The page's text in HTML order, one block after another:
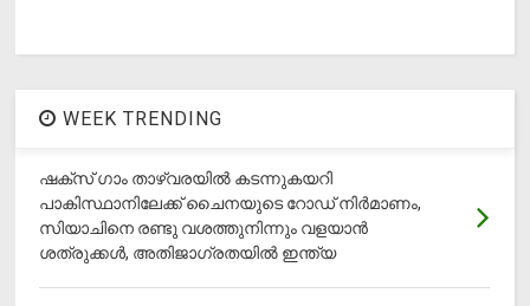
WEEK TRENDING
ഷക്സ് ​ഗാം താഴ്‌വരയിൽ കടന്നുകയറി
പാകിസ്ഥാനിലേക്ക് ചൈനയുടെ റോഡ് നിർമാണം,
സിയാചിനെ രണ്ടു വശത്തുനിന്നും വളയാൻ
ശത്രുക്കൾ, അതിജാ​ഗ്രതയിൽ ഇന്ത്യ